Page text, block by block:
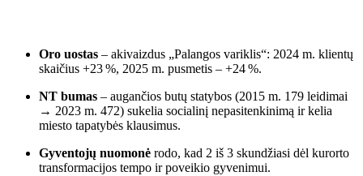
Oro uostas – akivaizdus „Palangos variklis“: 2024 m. klientų
skaičius +23 %, 2025 m. pusmetis – +24 %.
NT bumas – augančios butų statybos (2015 m. 179 leidimai
→ 2023 m. 472) sukelia socialinį nepasitenkinimą ir kelia
miesto tapatybės klausimus.
Gyventojų nuomonė rodo, kad 2 iš 3 skundžiasi dėl kurorto
transformacijos tempo ir poveikio gyvenimui.